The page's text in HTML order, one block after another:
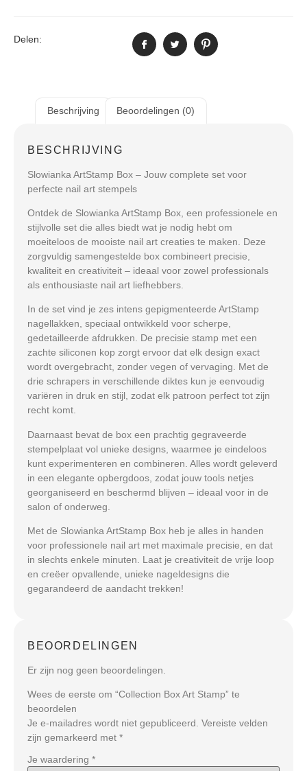
Delen:
Beschrijving Beoordelingen (0)
BESCHRIJVING
Slowianka ArtStamp Box – Jouw complete set voor
perfecte nail art stempels
Ontdek de Slowianka ArtStamp Box , een professionele en
stijlvolle set die alles biedt wat je nodig hebt om
moeiteloos de mooiste nail art creaties te maken. Deze
zorgvuldig samengestelde box combineert precisie,
kwaliteit en creativiteit – ideaal voor zowel professionals
als enthousiaste nail art liefhebbers.
In de set vind je zes intens gepigmenteerde ArtStamp
nagellakken, speciaal ontwikkeld voor scherpe,
gedetailleerde afdrukken. De precisie stamp met een
zachte siliconen kop zorgt ervoor dat elk design exact
wordt overgebracht, zonder vegen of vervaging. Met de
drie schrapers in verschillende diktes kun je eenvoudig
variëren in druk en stijl, zodat elk patroon perfect tot zijn
recht komt.
Daarnaast bevat de box een prachtig gegraveerde
stempelplaat vol unieke designs, waarmee je eindeloos
kunt experimenteren en combineren. Alles wordt geleverd
in een elegante opbergdoos , zodat jouw tools netjes
georganiseerd en beschermd blijven – ideaal voor in de
salon of onderweg.
Met de Slowianka ArtStamp Box heb je alles in handen
voor professionele nail art met maximale precisie , en dat
in slechts enkele minuten. Laat je creativiteit de vrije loop
en creëer opvallende, unieke nageldesigns die
gegarandeerd de aandacht trekken!
BEOORDELINGEN
Er zijn nog geen beoordelingen.
Wees de eerste om “Collection Box Art Stamp” te
beoordelen
Je e-mailadres wordt niet gepubliceerd. Vereiste velden
zijn gemarkeerd met *
Je waardering *